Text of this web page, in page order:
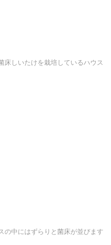
床しいたけを栽培しているハウス
の中にはずらりと菌床が並びます